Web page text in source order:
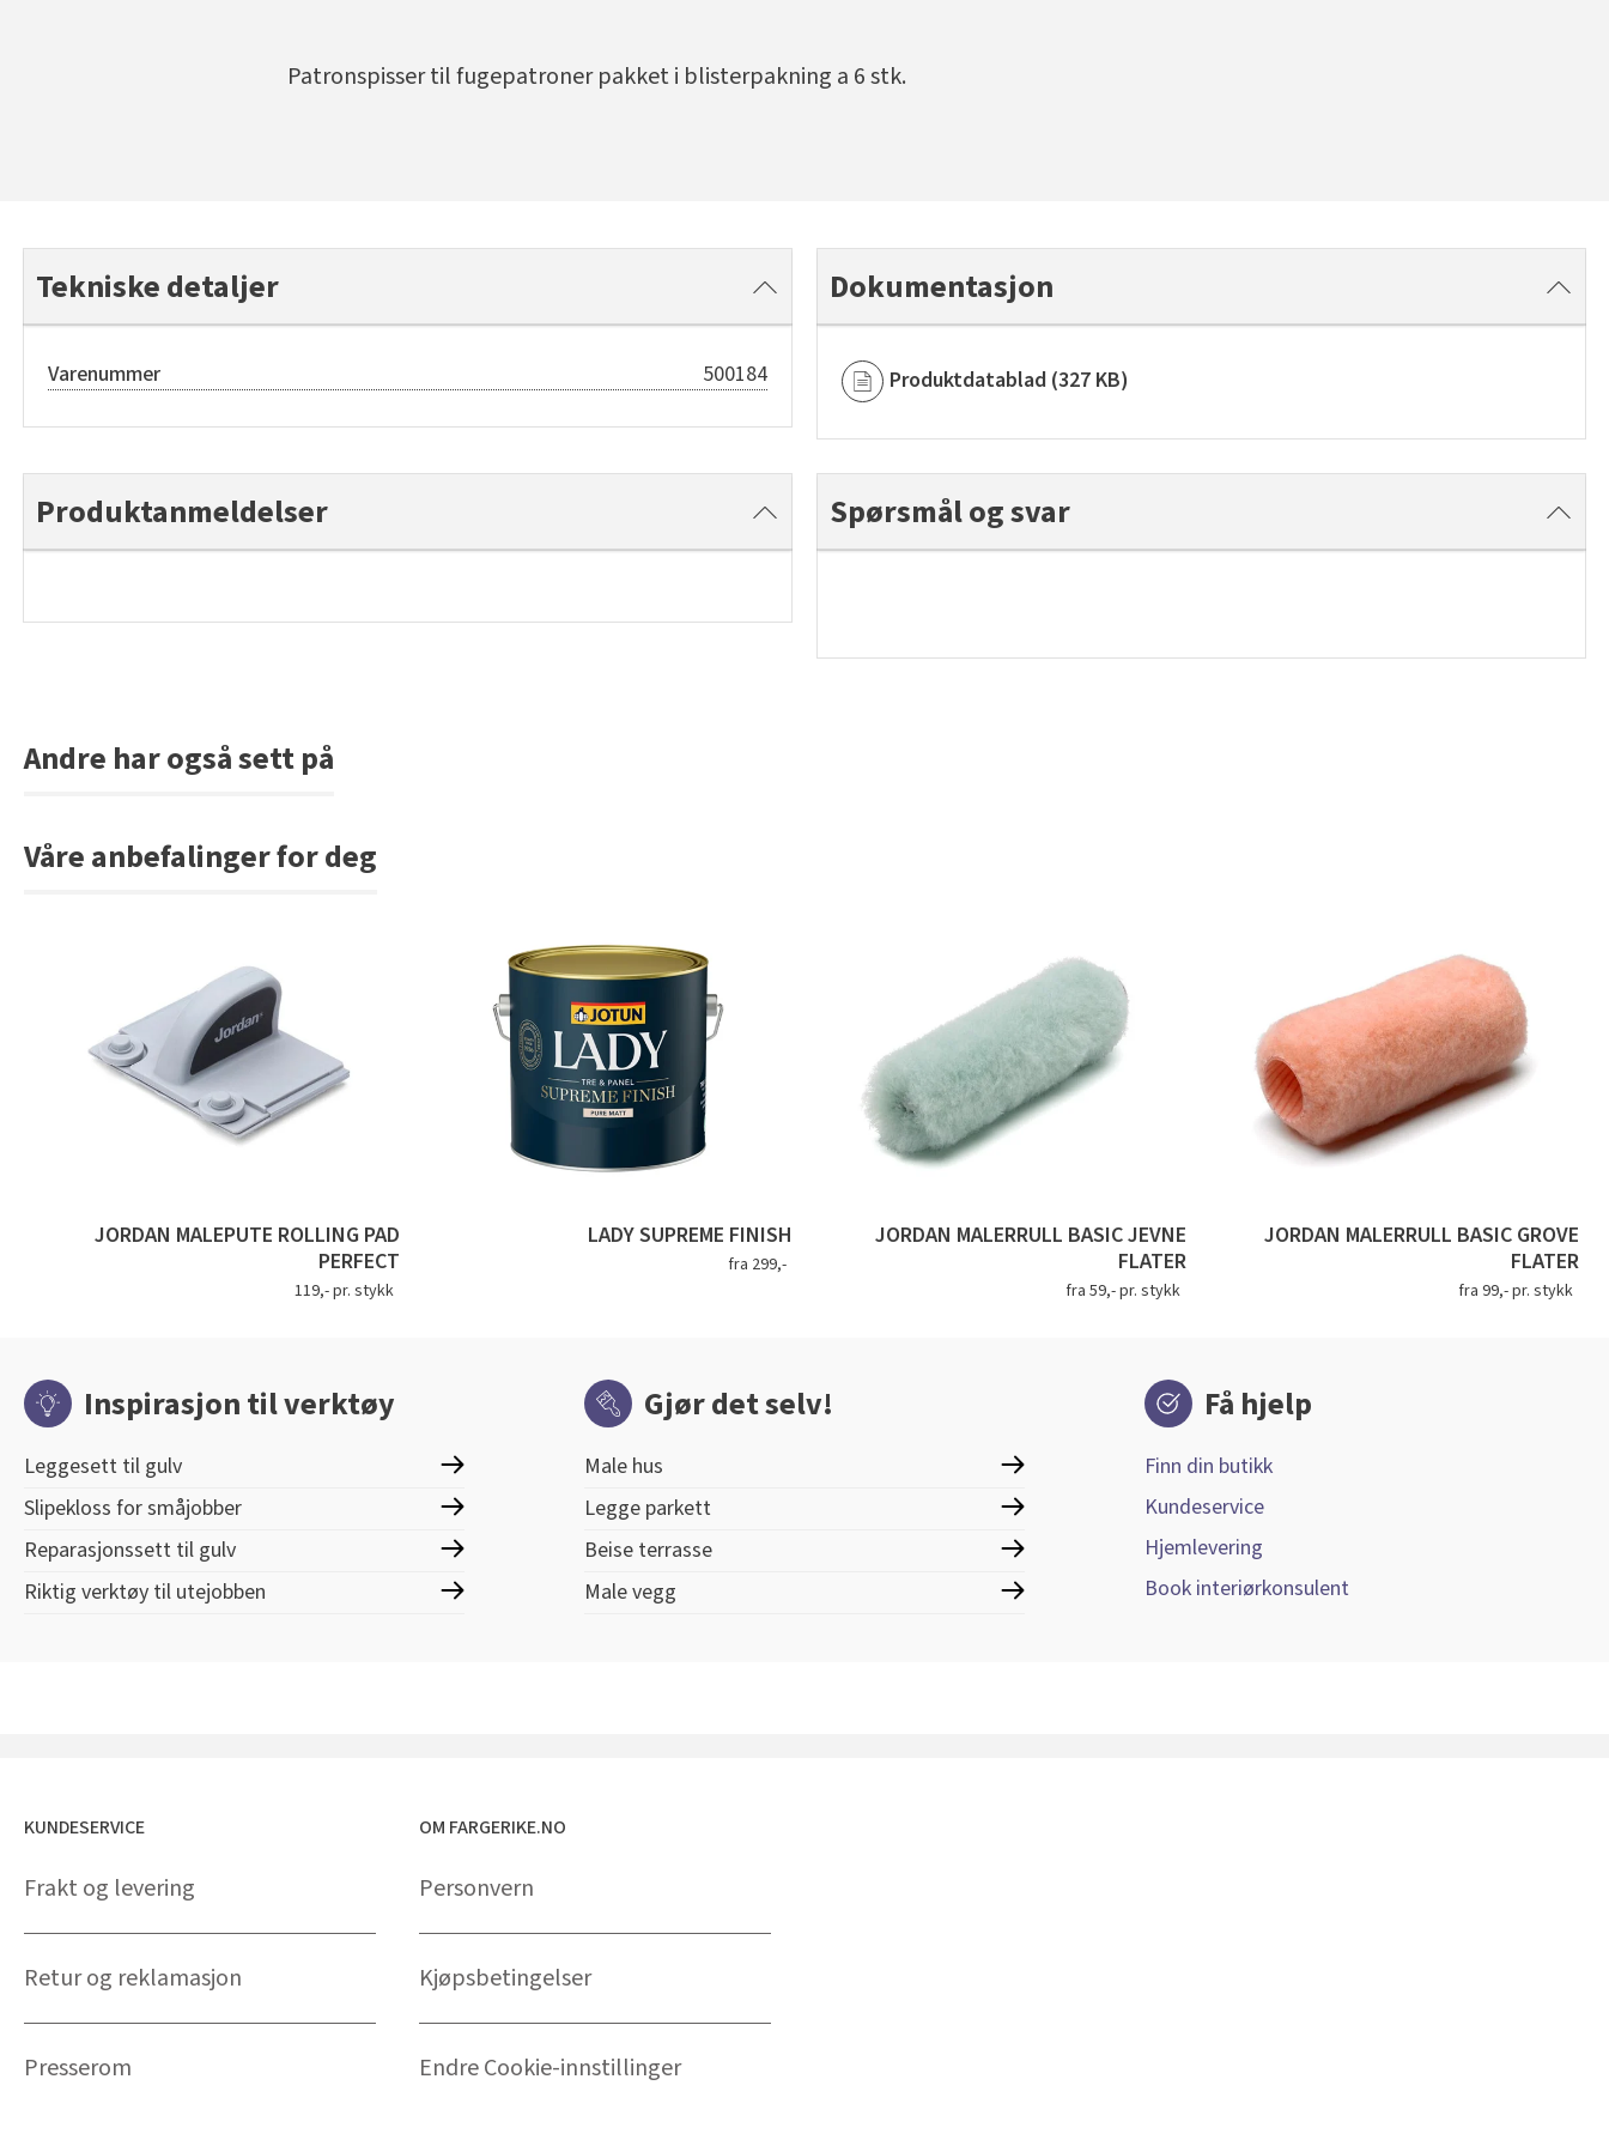
Patronspisser til fugepatroner pakket i blisterpakning a 6 stk.
Tekniske detaljer
Varenummer 500184
Dokumentasjon
Produktdatablad (327 KB)
Produktanmeldelser Spørsmål og svar
Andre har også sett på
Våre anbefalinger for deg
JORDAN MALEPUTE ROLLING PAD
PERFECT
119,- pr. stykk
LADY SUPREME FINISH
fra 299,-
JORDAN MALERRULL BASIC JEVNE
FLATER
fra 59,- pr. stykk
JORDAN MALERRULL BASIC GROVE
FLATER
fra 99,- pr. stykk
Inspirasjon til verktøy
Leggesett til gulv
Slipekloss for småjobber
Reparasjonssett til gulv
Riktig verktøy til utejobben
Gjør det selv!
Male hus
Legge parkett
Beise terrasse
Male vegg
Få hjelp
Finn din butikk
Kundeservice
Hjemlevering
Book interiørkonsulent
KUNDESERVICE
Frakt og levering
Retur og reklamasjon
Presserom
OM FARGERIKE.NO
Personvern
Kjøpsbetingelser
Endre Cookie-innstillinger